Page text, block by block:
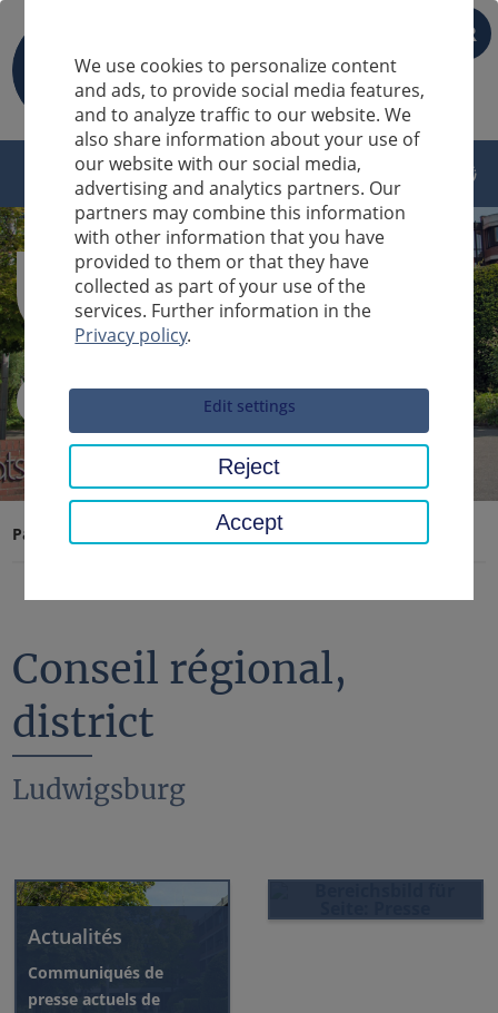
FR
Sucheingabe
Page d'accueil Conseil régional, district
Conseil régional,
district
Ludwigsburg
Actualités
Communiqués de
presse actuels de
We use cookies to personalize content
and ads, to provide social media features,
and to analyze traffic to our website. We
also share information about your use of
our website with our social media,
advertising and analytics partners. Our
partners may combine this information
with other information that you have
provided to them or that they have
collected as part of your use of the
services. Further information in the
Privacy policy.
Edit settings
Reject
Accept